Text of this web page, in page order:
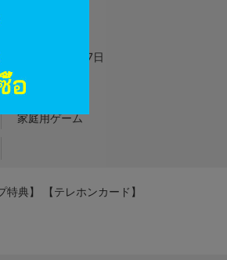
2005年07月07日
1
家庭用ゲーム
典】 【テレホンカード】